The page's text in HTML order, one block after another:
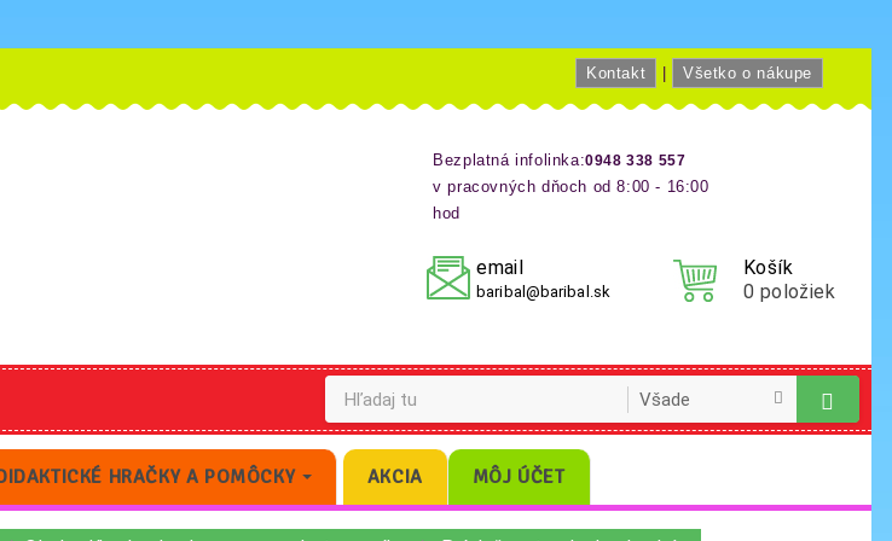
Kontakt Všetko o nákupe
Bezplatná infolinka:0948 338 557
v pracovných dňoch od 8:00 - 16:00
hod
Košík
0 položiek
email
baribal@baribal.sk
HRAČKY A POMÔCKY AKCIA MÔJ ÚČET